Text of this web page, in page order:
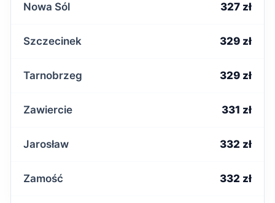
Nowa Sól 327 zł
Szczecinek 329 zł
Tarnobrzeg 329 zł
Zawiercie 331 zł
Jarosław 332 zł
Zamość 332 zł